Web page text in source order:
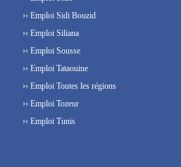
›› Emploi Sidi Bouzid
›› Emploi Siliana
›› Emploi Sousse
›› Emploi Tataouine
›› Emploi Toutes les régions
›› Emploi Tozeur
›› Emploi Tunis